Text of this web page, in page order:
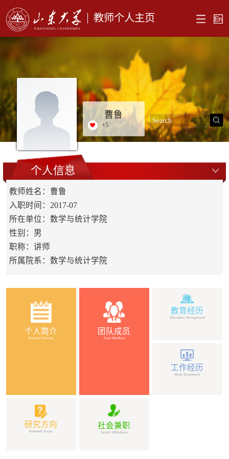
教师个人主页
曹鲁
+5
个人信息
教师姓名：曹鲁
入职时间：2017-07
所在单位：数学与统计学院
性别：男
职称：讲师
所属院系：数学与统计学院
个人简介
Personal Resume
团队成员
Team Members
教育经历
Education Background
工作经历
Work Experience
研究方向
Research Focus
社会兼职
Social Affiliations